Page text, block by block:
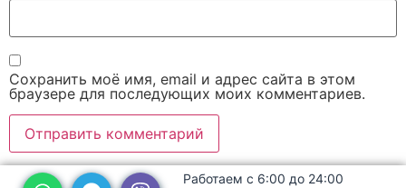
Сохранить моё имя, email и адрес сайта в этом
браузере для последующих моих комментариев.
Работаем с 6:00 до 24:00